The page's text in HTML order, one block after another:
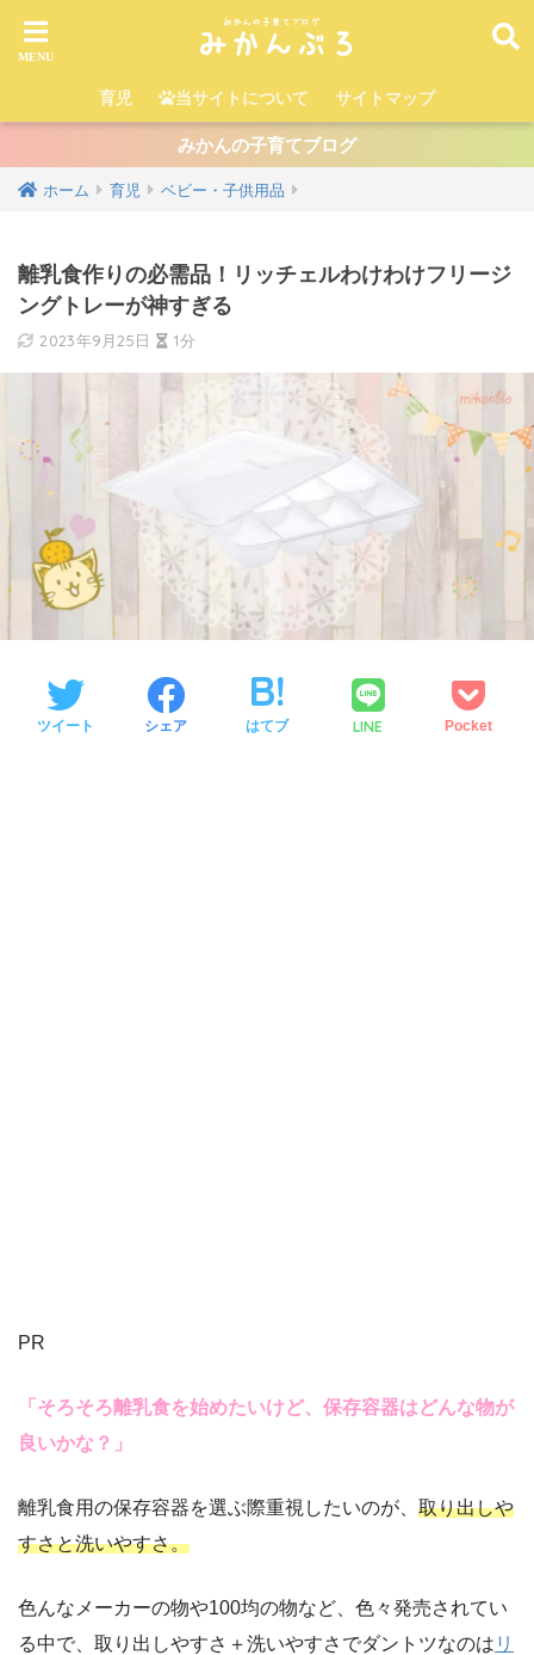
育児 当サイトについて サイトマップ
みかんの子育てブログ
ホーム 育児 ベビー・子供用品
離乳食作りの必需品！リッチェルわけわけフリージ
ングトレーが神すぎる
2023年9月25日 1分
ツイート シェア はてブ LINE Pocket
PR
「そろそろ離乳食を始めたいけど、保存容器はどんな物が
良いかな？」
離乳食用の保存容器を選ぶ際重視したいのが、 取り出しや
すさと洗いやすさ。
色んなメーカーの物や100均の物など、色々発売されてい
る中で、取り出しやすさ＋洗いやすさでダントツなのは リ